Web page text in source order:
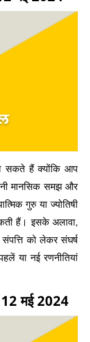
सकते हैं क्योंकि आप
मानसिक समझ और
गुरु या ज्योतिषी
हैं। इसके अलावा,
संपत्ति को लेकर संघर्ष
या नई रणनीतियां
12 मई 2024